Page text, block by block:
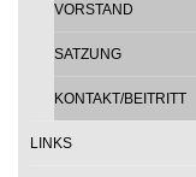
VORSTAND
SATZUNG
KONTAKT/BEITRITT
LINKS